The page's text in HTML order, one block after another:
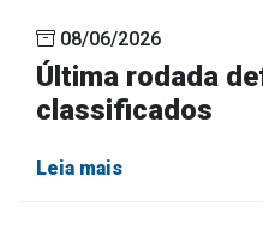
08/06/2026
Última rodada
classificados
Leia mais